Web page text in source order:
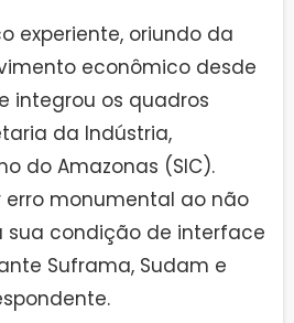
experiente, oriundo da
econômico desde
integrou os quadros
da Indústria,
do Amazonas (SIC).
erro monumental ao não
sua condição de interface
Suframa, Sudam e